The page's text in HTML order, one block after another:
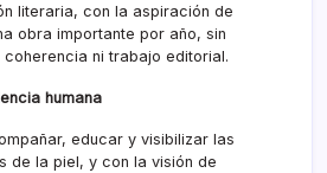
literaria, con la aspiración de
obra importante por año, sin
ni trabajo editorial.
humana
educar y visibilizar las
de la piel, y con la visión de